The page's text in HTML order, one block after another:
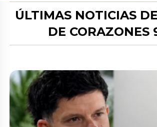
ÚLTIMAS NOTICIAS
DE CORAZONES